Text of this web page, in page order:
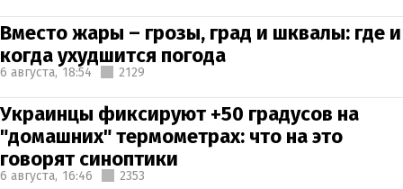
Вместо жары – грозы, град и шквалы: где и
когда ухудшится погода
6 августа, 18:54 2129
Украинцы фиксируют +50 градусов на
"домашних" термометрах: что на это
говорят синоптики
6 августа, 16:46 2353